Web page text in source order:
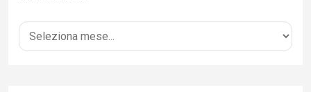
04 Agosto 2026